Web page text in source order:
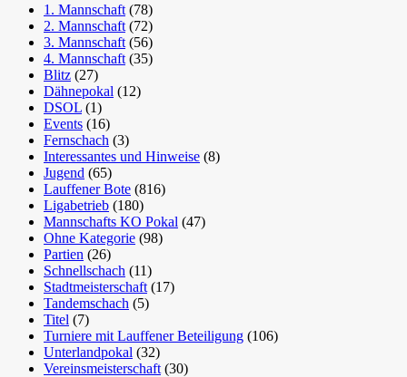
1. Mannschaft (78)
2. Mannschaft (72)
3. Mannschaft (56)
4. Mannschaft (35)
Blitz (27)
Dähnepokal (12)
DSOL (1)
Events (16)
Fernschach (3)
Interessantes und Hinweise (8)
Jugend (65)
Lauffener Bote (816)
Ligabetrieb (180)
Mannschafts KO Pokal (47)
Ohne Kategorie (98)
Partien (26)
Schnellschach (11)
Stadtmeisterschaft (17)
Tandemschach (5)
Titel (7)
Turniere mit Lauffener Beteiligung (106)
Unterlandpokal (32)
Vereinsmeisterschaft (30)